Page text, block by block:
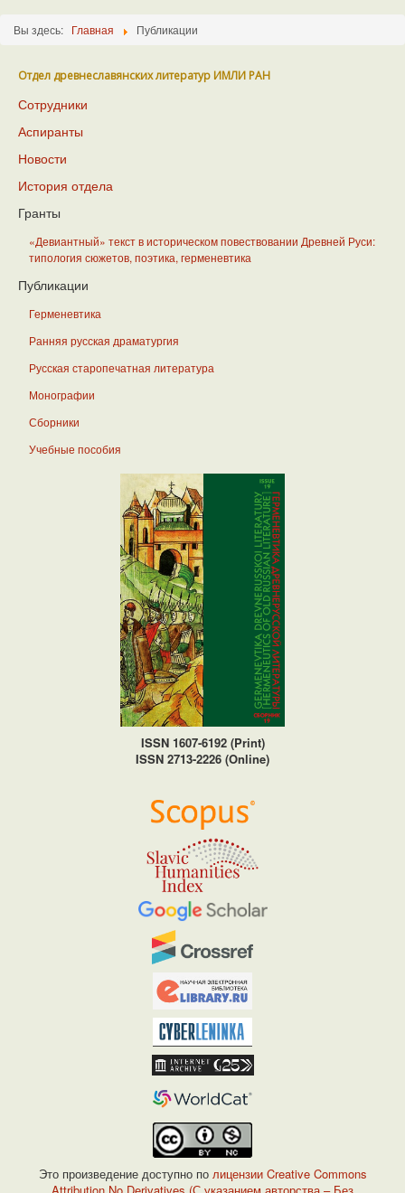
Вы здесь: Главная Публикации
Отдел древнеславянских литератур ИМЛИ РАН
Сотрудники
Аспиранты
Новости
История отдела
Гранты
«Девиантный» текст в историческом повествовании Древней Руси:
типология сюжетов, поэтика, герменевтика
Публикации
Герменевтика
Ранняя русская драматургия
Русская старопечатная литература
Монографии
Сборники
Учебные пособия
ISSN 1607-6192 (Print)
ISSN 2713-2226 (Online)
Это произведение доступно по лицензии Creative Commons